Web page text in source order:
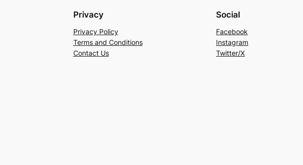
Privacy
Privacy Policy
Terms and Conditions
Contact Us
Social
Facebook
Instagram
Twitter/X